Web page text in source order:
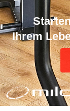
Ihrem